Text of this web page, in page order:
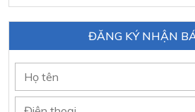
ĐĂNG KÝ NHẬN